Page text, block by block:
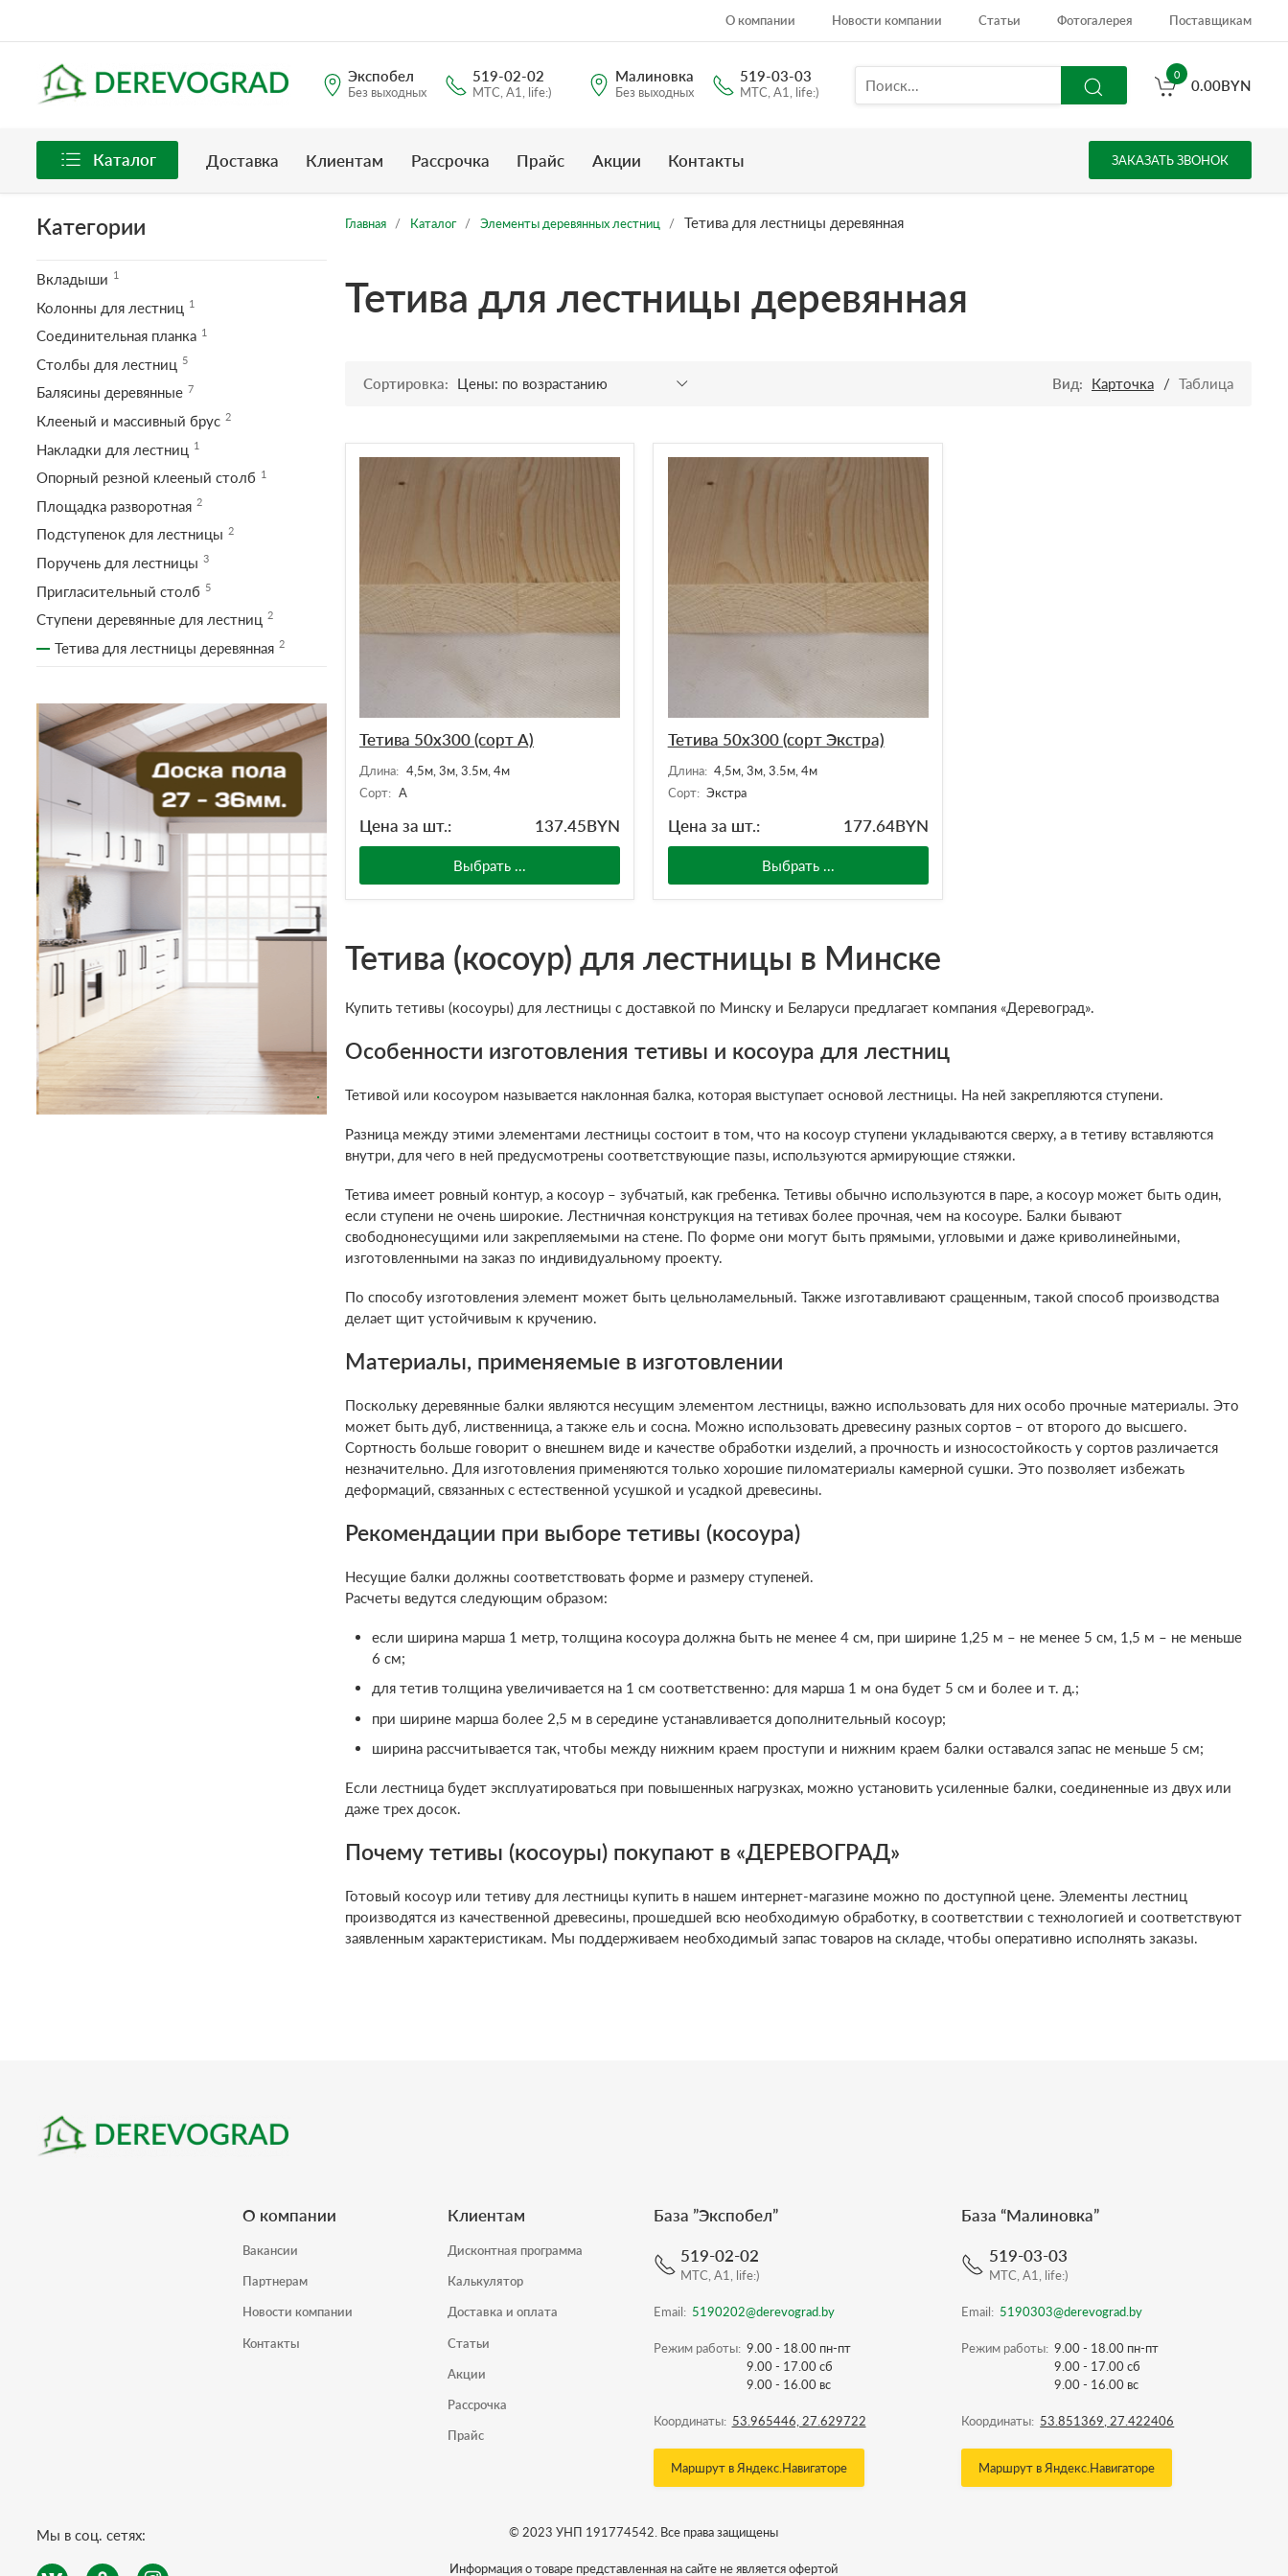
О компании Новости компании Статьи Фотогалерея Поставщикам
Экспобел
Без выходных
519-02-02
МТС, A1, life:)
Малиновка
Без выходных
519-03-03
МТС, A1, life:)
0
0.00BYN
Каталог Доставка Клиентам Рассрочка Прайс Акции Контакты ЗАКАЗАТЬ ЗВОНОК
Категории
Вкладыши 1
Колонны для лестниц 1
Соединительная планка 1
Столбы для лестниц 5
Балясины деревянные 7
Клееный и массивный брус 2
Накладки для лестниц 1
Опорный резной клееный столб 1
Площадка разворотная 2
Подступенок для лестницы 2
Поручень для лестницы 3
Пригласительный столб 5
Ступени деревянные для лестниц 2
Тетива для лестницы деревянная 2
Главная Каталог Элементы деревянных лестниц Тетива для лестницы деревянная
Тетива для лестницы деревянная
Сортировка: Вид: Карточка / Таблица
Тетива 50х300 (сорт А)
Длина: 4,5м, 3м, 3.5м, 4м
Сорт: А
Цена за шт.: 137.45BYN
Выбрать ...
Тетива 50х300 (сорт Экстра)
Длина: 4,5м, 3м, 3.5м, 4м
Сорт: Экстра
Цена за шт.: 177.64BYN
Выбрать ...
Тетива (косоур) для лестницы в Минске
Купить тетивы (косоуры) для лестницы с доставкой по Минску и Беларуси предлагает компания «Деревоград».
Особенности изготовления тетивы и косоура для лестниц
Тетивой или косоуром называется наклонная балка, которая выступает основой лестницы. На ней закрепляются ступени.
Разница между этими элементами лестницы состоит в том, что на косоур ступени укладываются сверху, а в тетиву вставляются
внутри, для чего в ней предусмотрены соответствующие пазы, используются армирующие стяжки.
Тетива имеет ровный контур, а косоур – зубчатый, как гребенка. Тетивы обычно используются в паре, а косоур может быть один,
если ступени не очень широкие. Лестничная конструкция на тетивах более прочная, чем на косоуре. Балки бывают
свободнонесущими или закрепляемыми на стене. По форме они могут быть прямыми, угловыми и даже криволинейными,
изготовленными на заказ по индивидуальному проекту.
По способу изготовления элемент может быть цельноламельный. Также изготавливают сращенным, такой способ производства
делает щит устойчивым к кручению.
Материалы, применяемые в изготовлении
Поскольку деревянные балки являются несущим элементом лестницы, важно использовать для них особо прочные материалы. Это
может быть дуб, лиственница, а также ель и сосна. Можно использовать древесину разных сортов – от второго до высшего.
Сортность больше говорит о внешнем виде и качестве обработки изделий, а прочность и износостойкость у сортов различается
незначительно. Для изготовления применяются только хорошие пиломатериалы камерной сушки. Это позволяет избежать
деформаций, связанных с естественной усушкой и усадкой древесины.
Рекомендации при выборе тетивы (косоура)
Несущие балки должны соответствовать форме и размеру ступеней.
Расчеты ведутся следующим образом:
если ширина марша 1 метр, толщина косоура должна быть не менее 4 см, при ширине 1,25 м – не менее 5 см, 1,5 м – не меньше
6 см;
для тетив толщина увеличивается на 1 см соответственно: для марша 1 м она будет 5 см и более и т. д.;
при ширине марша более 2,5 м в середине устанавливается дополнительный косоур;
ширина рассчитывается так, чтобы между нижним краем проступи и нижним краем балки оставался запас не меньше 5 см;
Если лестница будет эксплуатироваться при повышенных нагрузках, можно установить усиленные балки, соединенные из двух или
даже трех досок.
Почему тетивы (косоуры) покупают в «ДЕРЕВОГРАД»
Готовый косоур или тетиву для лестницы купить в нашем интернет-магазине можно по доступной цене. Элементы лестниц
производятся из качественной древесины, прошедшей всю необходимую обработку, в соответствии с технологией и соответствуют
заявленным характеристикам. Мы поддерживаем необходимый запас товаров на складе, чтобы оперативно исполнять заказы.
О компании
Вакансии
Партнерам
Новости компании
Контакты
Клиентам
Дисконтная программа
Калькулятор
Доставка и оплата
Статьи
Акции
Рассрочка
Прайс
База ”Экспобел”
519-02-02
МТС, A1, life:)
Email: 5190202@derevograd.by
Режим работы: 9.00 - 18.00 пн-пт
9.00 - 17.00 сб
9.00 - 16.00 вс
Координаты: 53.965446, 27.629722
Маршрут в Яндекс.Навигаторе
База “Малиновка”
519-03-03
МТС, A1, life:)
Email: 5190303@derevograd.by
Режим работы:9.00 - 18.00 пн-пт
9.00 - 17.00 сб
9.00 - 16.00 вс
Координаты: 53.851369, 27.422406
Маршрут в Яндекс.Навигаторе
Мы в соц. сетях: © 2023 УНП 191774542. Все права защищены
Информация о товаре представленная на сайте не является офертой